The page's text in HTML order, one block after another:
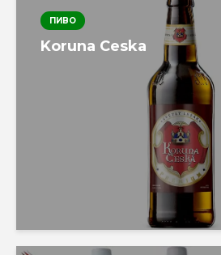
ПИВО
Koruna Ceska